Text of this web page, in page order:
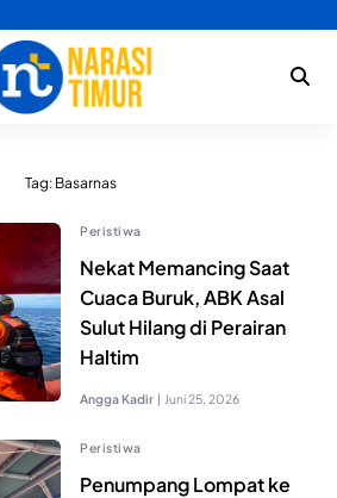
Tag: Basarnas
Peristiwa
Nekat Memancing Saat
Cuaca Buruk, ABK Asal
Sulut Hilang di Perairan
Haltim
Angga Kadir | Juni 25, 2026
Peristiwa
Penumpang Lompat ke